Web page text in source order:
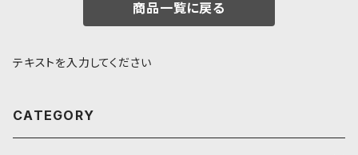
商品一覧に戻る
テキストを入力してください
CATEGORY